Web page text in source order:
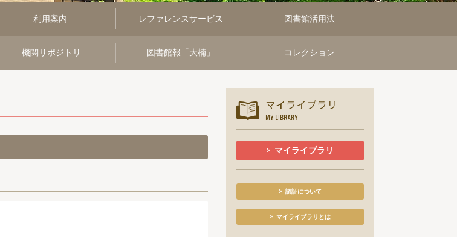
利用案内 レファレンスサービス 図書館活用法
機関リポジトリ 図書館報「大楠」 コレクション
マイライブラリ
認証について
マイライブラリとは